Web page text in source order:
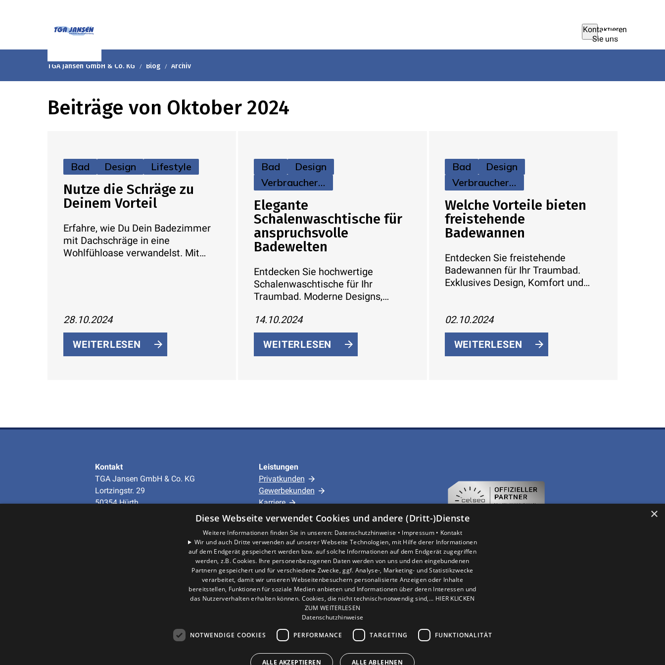
Kontaktieren
Sie uns
TGA Jansen GmbH & Co. KG Blog Archiv
Beiträge von Oktober 2024
Bad Design Lifestyle
Nutze die Schräge zu
Deinem Vorteil
Erfahre, wie Du Dein Badezimmer
mit Dachschräge in eine
Wohlfühloase verwandelst. Mit
28.10.2024
WEITERLESEN
Bad
Design
Verbraucherinfos
Elegante
Schalenwaschtische für
anspruchsvolle
Badewelten
Entdecken Sie hochwertige
Schalenwaschtische für Ihr
Traumbad. Moderne Designs,
innovative Funktionen vereint.
Jetzt inspirieren lassen!
14.10.2024
WEITERLESEN
Bad
Design
Verbraucherinfos
Welche Vorteile bieten
freistehende
Badewannen
Entdecken Sie freistehende
Badewannen für Ihr Traumbad.
Exklusives Design, Komfort und
02.10.2024
WEITERLESEN
Kontakt
TGA Jansen GmbH & Co. KG
Lortzingstr. 29
50354 Hürth
+49 (0)2233-97938-0
Leistungen
Privatkunden
Gewerbekunden
Karriere
Unternehmen
Standort
Hürth
×
Diese Webseite verwendet Cookies und andere (Dritt-)Dienste
Weitere Informationen finden Sie in unseren: Datenschutzhinweise • Impressum • Kontakt
Wir und auch Dritte verwenden auf unserer Webseite Technologien, mit Hilfe derer Informationen
auf dem Endgerät gespeichert werden bzw. auf solche Informationen auf dem Endgerät zugegriffen
werden, z.B. Cookies. Ihre personenbezogenen Daten werden von uns und den eingebundenen
Partnern gespeichert und für verschiedene Zwecke, ggf. Analyse-, Marketing- und Statistikzwecke
verarbeitet, damit wir unseren Webseitenbesuchern personalisierte Anzeigen oder Inhalte
bereitstellen, Funktionen für soziale Medien anbieten und Informationen über deren Interessen und
das Nutzerverhalten erhalten können. Cookies, die nicht technisch-notwendig sind,... HIER KLICKEN
ZUM WEITERLESEN
Datenschutzhinweise
NOTWENDIGE COOKIES PERFORMANCE TARGETING FUNKTIONALITÄT
ALLE AKZEPTIEREN ALLE ABLEHNEN